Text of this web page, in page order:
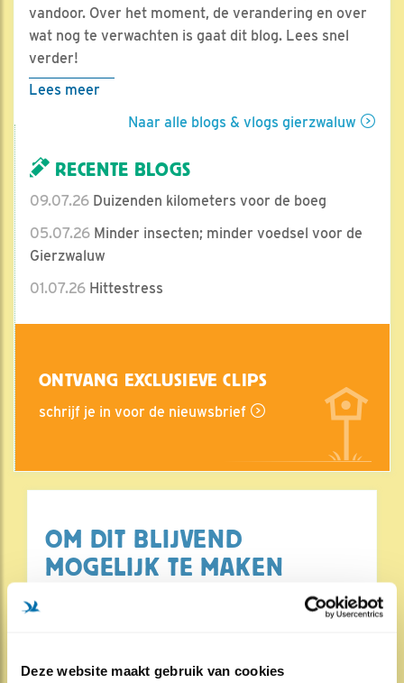
Deze website maakt gebruik van cookies
vandoor. Over het moment, de verandering en over
wat nog te verwachten is gaat dit blog. Lees snel
verder!
Lees meer
Naar alle blogs & vlogs gierzwaluw
RECENTE BLOGS
09.07.26 Duizenden kilometers voor de boeg
05.07.26 Minder insecten; minder voedsel voor de
Gierzwaluw
01.07.26 Hittestress
ONTVANG EXCLUSIEVE CLIPS
schrijf je in voor de nieuwsbrief
OM DIT BLIJVEND
MOGELIJK TE MAKEN
HOPEN WE OP UW ALLER